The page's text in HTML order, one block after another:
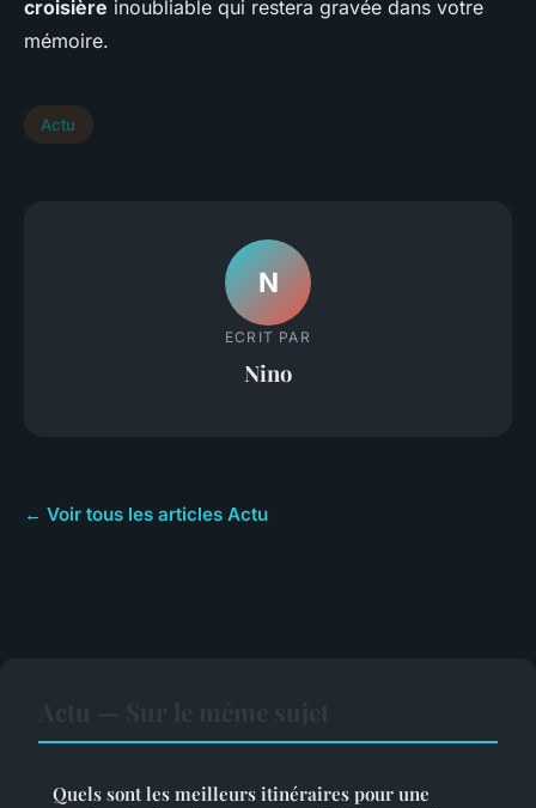
croisière inoubliable qui restera gravée dans votre
mémoire.
Actu
N
ECRIT PAR
Nino
← Voir tous les articles Actu
Quels sont les meilleurs itinéraires pour une